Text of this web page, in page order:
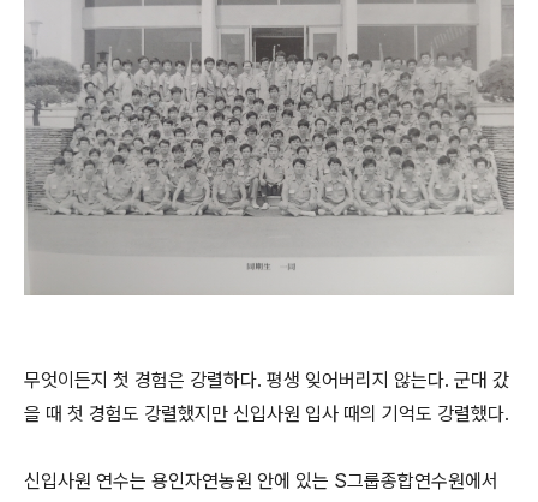
무엇이든지 첫 경험은 강렬하다. 평생 잊어버리지 않는다. 군대 갔
을 때 첫 경험도 강렬했지만 신입사원 입사 때의 기억도 강렬했다.
신입사원 연수는 용인자연농원 안에 있는 S그룹종합연수원에서